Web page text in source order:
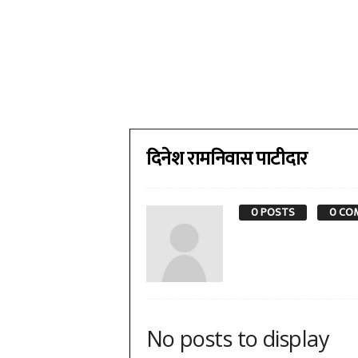
दिनेश रामनिवास पाटीदार
0 POSTS 0
No posts to display